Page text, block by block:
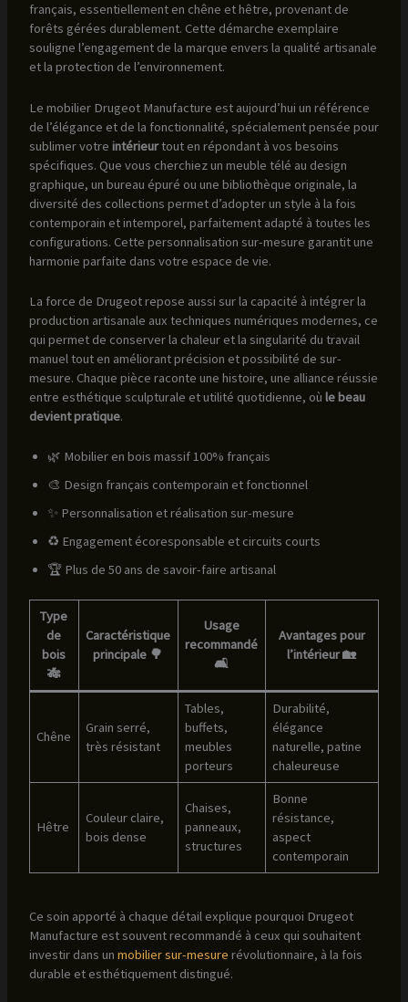
français, essentiellement en chêne et hêtre, provenant de
forêts gérées durablement. Cette démarche exemplaire
souligne l’engagement de la marque envers la qualité artisanale
et la protection de l’environnement.
Le mobilier Drugeot Manufacture est aujourd’hui un référence
de l’élégance et de la fonctionnalité, spécialement pensée pour
sublimer votre intérieurtout en répondant à vos besoins
spécifiques. Que vous cherchiez un meuble télé au design
graphique, un bureau épuré ou une bibliothèque originale, la
diversité des collections permet d’adopter un style à la fois
contemporain et intemporel, parfaitement adapté à toutes les
configurations. Cette personnalisation sur-mesure garantit une
harmonie parfaite dans votre espace de vie.
La force de Drugeot repose aussi sur la capacité à intégrer la
production artisanale aux techniques numériques modernes, ce
qui permet de conserver la chaleur et la singularité du travail
manuel tout en améliorant précision et possibilité de sur-
mesure. Chaque pièce raconte une histoire, une alliance réussie
entre esthétique sculpturale et utilité quotidienne, où le beau
devient pratique.
🌿 Mobilier en bois massif 100% français
🎨 Design français contemporain et fonctionnel
✨ Personnalisation et réalisation sur-mesure
♻️ Engagement écoresponsable et circuits courts
🏆 Plus de 50 ans de savoir-faire artisanal
Type
de
bois
🎋
Caractéristique
principale 🌳
Usage
recommandé
🛋️
Avantages pour
l’intérieur 🏡
Chêne
Grain serré,
très résistant
Tables,
buffets,
meubles
porteurs
Durabilité,
élégance
naturelle, patine
chaleureuse
Hêtre
Couleur claire,
bois dense
Chaises,
panneaux,
structures
Bonne
résistance,
aspect
contemporain
Ce soin apporté à chaque détail explique pourquoi Drugeot
Manufacture est souvent recommandé à ceux qui souhaitent
investir dans un mobilier sur-mesure révolutionnaire, à la fois
durable et esthétiquement distingué.